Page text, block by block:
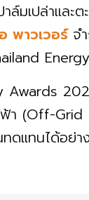
ล์มเปล่าและ
พาวเวอร์ จ
Awards
ฟ้า (Off-
ดแทนได้อย่า